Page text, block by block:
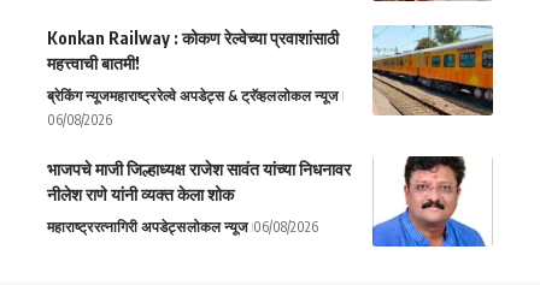
Konkan Railway : कोकण रेल्वेच्या प्रवाशांसाठी
महत्त्वाची बातमी!
ब्रेकिंग न्यूजमहाराष्ट्ररेल्वे अपडेट्स & ट्रॅव्हललोकल न्यूज
06/08/2026
भाजपचे माजी जिल्हाध्यक्ष राजेश सावंत यांच्या निधनावर
नीलेश राणे यांनी व्यक्त केला शोक
महाराष्ट्ररत्नागिरी अपडेट्सलोकल न्यूज 06/08/2026